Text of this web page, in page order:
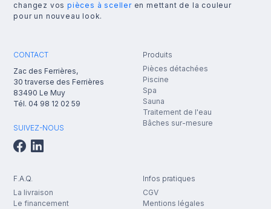
changez vos pièces à scelleren mettant de la couleur
pour un nouveau look.
CONTACT
Zac des Ferrières,
30 traverse des Ferrières
83490 Le Muy
Tél. 04 98 12 02 59
SUIVEZ-NOUS
Produits
Pièces détachées
Piscine
Spa
Sauna
Traitement de l'eau
Bâches sur-mesure
F.A.Q.
La livraison
Le financement
Infos pratiques
CGV
Mentions légales